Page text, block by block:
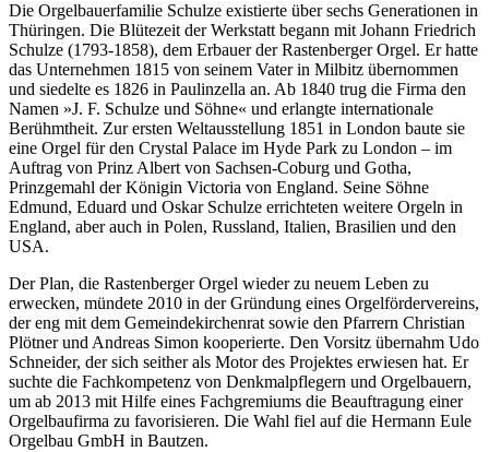
Die Orgelbauerfamilie Schulze existierte über sechs Generationen in
Thüringen. Die Blütezeit der Werkstatt begann mit Johann Friedrich
Schulze (1793-1858), dem Erbauer der Rastenberger Orgel. Er hatte
das Unternehmen 1815 von seinem Vater in Milbitz übernommen
und siedelte es 1826 in Paulinzella an. Ab 1840 trug die Firma den
Namen »J. F. Schulze und Söhne« und erlangte internationale
Berühmtheit. Zur ersten Weltausstellung 1851 in London baute sie
eine Orgel für den Crystal Palace im Hyde Park zu London – im
Auftrag von Prinz Albert von Sachsen-Coburg und Gotha,
Prinzgemahl der Königin Victoria von England. Seine Söhne
Edmund, Eduard und Oskar Schulze errichteten weitere Orgeln in
England, aber auch in Polen, Russland, Italien, Brasilien und den
USA.
Der Plan, die Rastenberger Orgel wieder zu neuem Leben zu
erwecken, mündete 2010 in der Gründung eines Orgelfördervereins,
der eng mit dem Gemeindekirchenrat sowie den Pfarrern Christian
Plötner und Andreas Simon kooperierte. Den Vorsitz übernahm Udo
Schneider, der sich seither als Motor des Projektes erwiesen hat. Er
suchte die Fachkompetenz von Denkmalpflegern und Orgelbauern,
um ab 2013 mit Hilfe eines Fachgremiums die Beauftragung einer
Orgelbaufirma zu favorisieren. Die Wahl fiel auf die Hermann Eule
Orgelbau GmbH in Bautzen.